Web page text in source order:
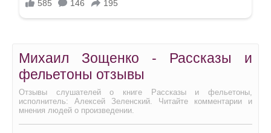
Михаил Зощенко - Рассказы и
фельетоны отзывы
Отзывы слушателей о книге Рассказы и фельетоны,
исполнитель: Алексей Зеленский. Читайте комментарии и
мнения людей о произведении.